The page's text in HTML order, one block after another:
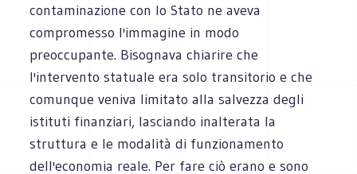
contaminazione con lo Stato ne aveva
compromesso l'immagine in modo
preoccupante. Bisognava chiarire che
l'intervento statuale era solo transitorio e che
comunque veniva limitato alla salvezza degli
istituti finanziari, lasciando inalterata la
struttura e le modalità di funzionamento
dell'economia reale. Per fare ciò erano e sono